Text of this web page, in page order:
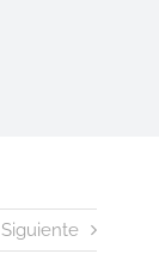
Siguiente